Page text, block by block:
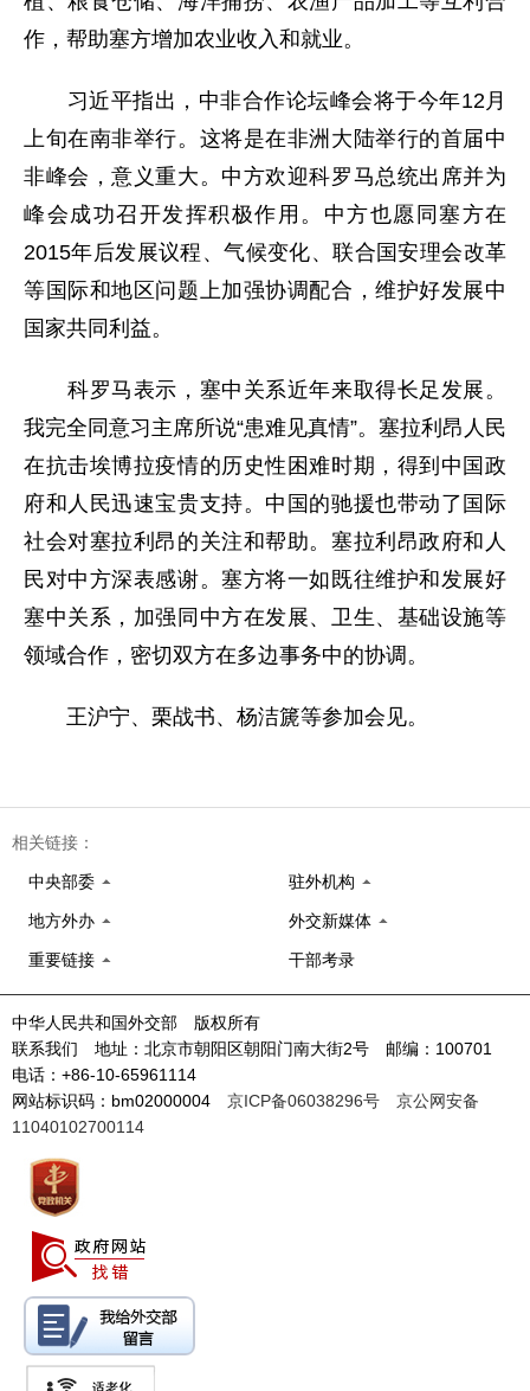
作，帮助塞方增加农业收入和就业。
习近平指出，中非合作论坛峰会将于今年12月
上旬在南非举行。这将是在非洲大陆举行的首届中
非峰会，意义重大。中方欢迎科罗马总统出席并为
峰会成功召开发挥积极作用。中方也愿同塞方在
2015年后发展议程、气候变化、联合国安理会改革
等国际和地区问题上加强协调配合，维护好发展中
国家共同利益。
科罗马表示，塞中关系近年来取得长足发展。
我完全同意习主席所说“患难见真情”。塞拉利昂人民
在抗击埃博拉疫情的历史性困难时期，得到中国政
府和人民迅速宝贵支持。中国的驰援也带动了国际
社会对塞拉利昂的关注和帮助。塞拉利昂政府和人
民对中方深表感谢。塞方将一如既往维护和发展好
塞中关系，加强同中方在发展、卫生、基础设施等
领域合作，密切双方在多边事务中的协调。
王沪宁、栗战书、杨洁篪等参加会见。
相关链接：
中央部委 驻外机构
地方外办 外交新媒体
重要链接 干部考录
中华人民共和国外交部 版权所有
联系我们 地址：北京市朝阳区朝阳门南大街2号 邮编：100701
电话：+86-10-65961114
网站标识码：bm02000004 京ICP备06038296号
京公网安备
11040102700114